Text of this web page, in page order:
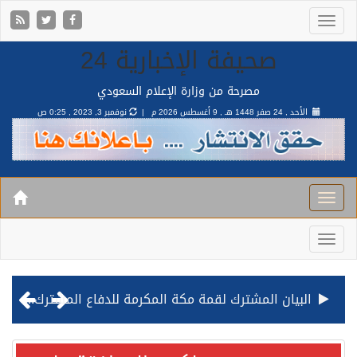
صحيفة الإخبارية 24
مصرحة من وزارة الإعلام السعودي
الأحد , 24 صفر 1448 هـ , 9 أغسطس 2026 م | نوفمبر 3, 2023 , 0:25 ص
قيادة القوات المشتركة للتحالف: نفذنا عملية رد عسكري متناسبة لأهداف عسكرية مشروعة تابعة للمليشيا الحوثية الإرهابية في محافظة الحديدة
مصدر مسؤول بالهيئة العامة للنقل: استهداف السفينة السعودية NCC MASA خلال إبحارها في البحر الأحمر نتج عنه إصابة طفيفة في بدنها